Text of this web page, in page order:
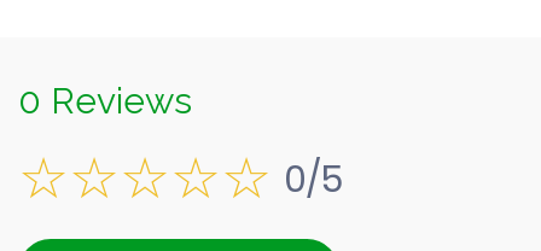
0 Reviews
0/5